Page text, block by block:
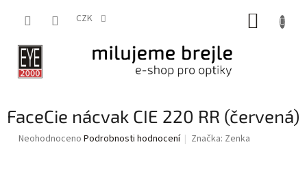
CZK
FaceCie nácvak CIE 220 RR (červená)
Průměrné
Neohodnoceno Podrobnosti hodnocení Značka: Zenka